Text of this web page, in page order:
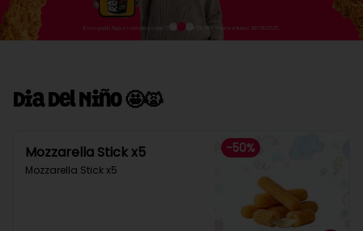
Dia Del Niño 🤩🙀
-50%
Mozzarella Stick x5
Mozzarella Stick x5